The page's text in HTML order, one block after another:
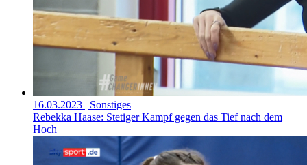
16.03.2023 | Sonstiges
Rebekka Haase: Stetiger Kampf gegen das Tief nach dem
Hoch